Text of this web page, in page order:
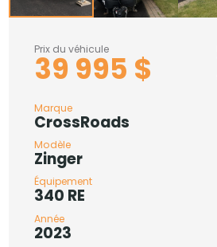
Prix du véhicule
39 995 $
Marque
CrossRoads
Modèle
Zinger
Équipement
340 RE
Année
2023